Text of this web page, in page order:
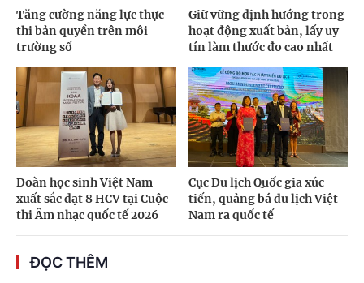
Tăng cường năng lực thực
thi bản quyền trên môi
trường số
Giữ vững định hướng trong
hoạt động xuất bản, lấy uy
tín làm thước đo cao nhất
Đoàn học sinh Việt Nam
xuất sắc đạt 8 HCV tại Cuộc
thi Âm nhạc quốc tế 2026
Cục Du lịch Quốc gia xúc
tiến, quảng bá du lịch Việt
Nam ra quốc tế
ĐỌC THÊM